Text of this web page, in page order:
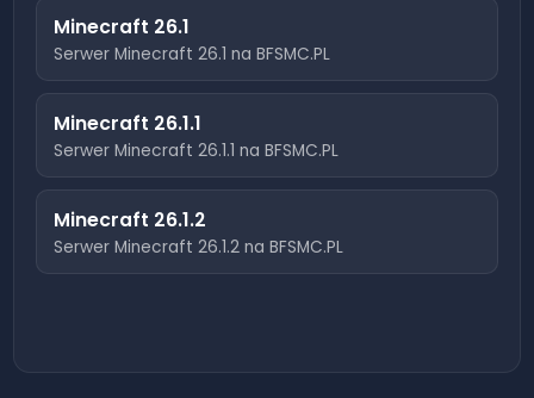
Minecraft 26.1
Serwer Minecraft26.1 na BFSMC.PL
Minecraft 26.1.1
Serwer Minecraft26.1.1 na BFSMC.PL
Minecraft 26.1.2
Serwer Minecraft26.1.2 na BFSMC.PL